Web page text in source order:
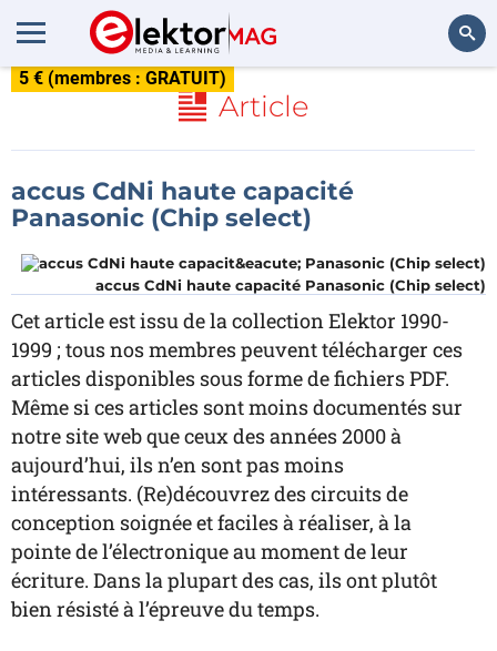
5 € (membres : GRATUIT)
Article
accus CdNi haute capacité
Panasonic (Chip select)
accus CdNi haute capacité Panasonic (Chip select)
Cet article est issu de la collection Elektor 1990-
1999 ; tous nos membres peuvent télécharger ces
articles disponibles sous forme de fichiers PDF.
Même si ces articles sont moins documentés sur
notre site web que ceux des années 2000 à
aujourd’hui, ils n’en sont pas moins
intéressants. (Re)découvrez des circuits de
conception soignée et faciles à réaliser, à la
pointe de l’électronique au moment de leur
écriture. Dans la plupart des cas, ils ont plutôt
bien résisté à l’épreuve du temps.